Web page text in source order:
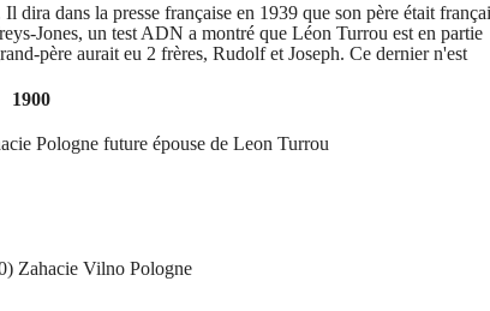
dira dans la presse française en 1939 que son père était
Jones, un test ADN a montré que Léon Turrou est en partie
père aurait eu 2 frères, Rudolf et Joseph. Ce dernier n'est
1900
Pologne future épouse de Leon Turrou
Zahacie Vilno Pologne